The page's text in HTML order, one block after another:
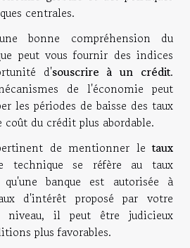
centrales.
bonne compréhension du
peut vous fournir des indices
d'souscrire à un crédit.
de l'économie peut
les périodes de baisse des taux
du crédit plus abordable.
de mentionner letaux
technique se réfère au taux
banque est autorisée à
d'intérêt proposé par votre
niveau, il peut être judicieux
plus favorables.